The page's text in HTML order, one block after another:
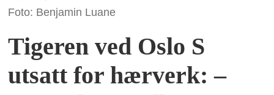
Foto: Benjamin Luane
Tigeren ved Oslo S
utsatt for hærverk: –